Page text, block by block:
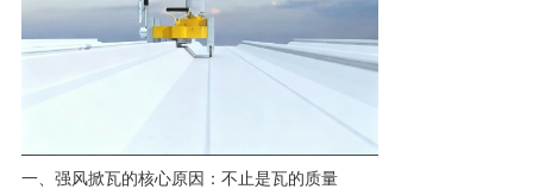
一、强风掀瓦的核心原因：不止是瓦的质量